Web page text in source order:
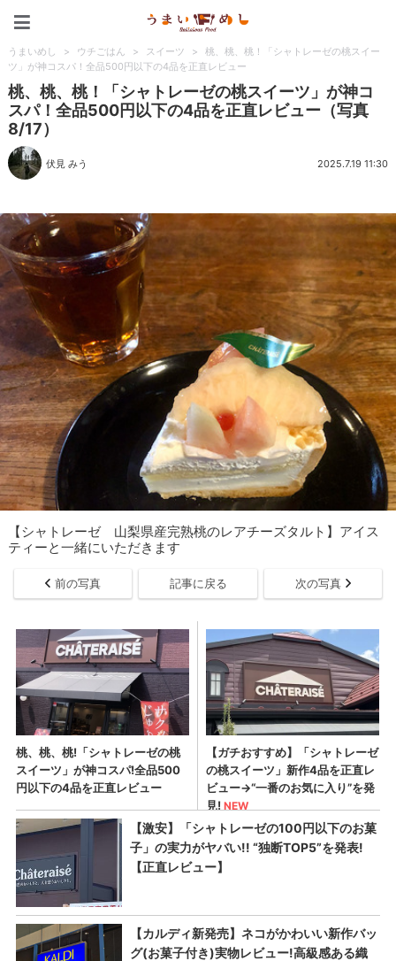
うまいめし > ウチごはん > スイーツ >
桃、桃、桃！「シャトレーゼの桃スイー
ツ」が神コスパ！全品500円以下の4品を正直レビュー
桃、桃、桃！「シャトレーゼの桃スイーツ」が神コ
スパ！全品500円以下の4品を正直レビュー（写真
8/17）
伏見 みう 2025.7.19 11:30
【シャトレーゼ 山梨県産完熟桃のレアチーズタルト】アイス
ティーと一緒にいただきます
前の写真 記事に戻る 次の写真